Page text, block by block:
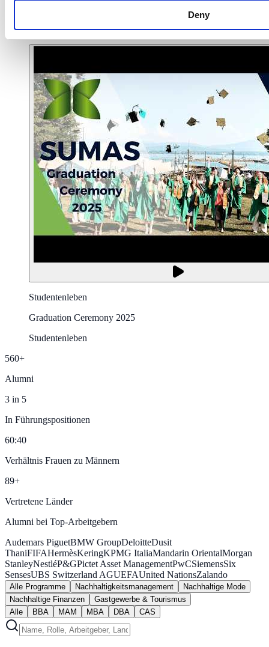
Deny
Studentenleben
Studentenleben
Graduation Ceremony 2025
Studentenleben
560+
Alumni
3 in 5
In Führungspositionen
60:40
Verhältnis Frauen zu Männern
89+
Vertretene Länder
Alumni bei Top-Arbeitgebern
Audemars PiguetBMW GroupDeloitteDusit
ThaniFIFAHermèsKeringKPMG ItaliaMandarin OrientalMorgan
StanleyNestléP&GPictet Asset ManagementPwCSiemensSix
SensesUBS Switzerland AGUEFAUnited NationsZalando
Alle Programme Nachhaltigkeitsmanagement
Nachhaltige Mode
Nachhaltige Finanzen
Gastgewerbe & Tourismus
Alle
BBA MAM MBA DBA CAS